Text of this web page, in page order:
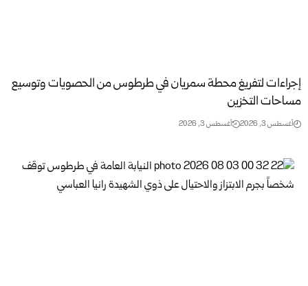
إجراءات لتفريغ محطة سمريان في طرطوس من الحصويات وتوسيع
مساحات التخزين
أغسطس 3, 2026 أغسطس 3, 2026